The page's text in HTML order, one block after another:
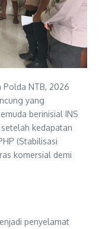
Polda NTB, 2026
yang
berinisial INS
kedapatan
(Stabilisasi
komersial demi
penyelamat